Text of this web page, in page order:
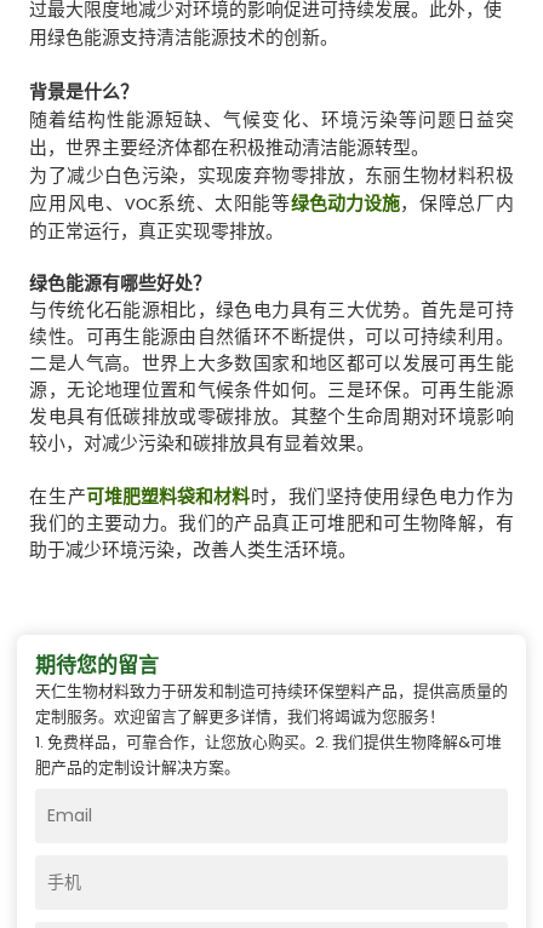
过最大限度地减少对环境的影响促进可持续发展。此外，使
用绿色能源支持清洁能源技术的创新。
背景是什么？
随着结构性能源短缺、气候变化、环境污染等问题日益突
出，世界主要经济体都在积极推动清洁能源转型。
为了减少白色污染，实现废弃物零排放，东丽生物材料积极
应用风电、VOC系统、太阳能等绿色动力设施，保障总厂内
的正常运行，真正实现零排放。
绿色能源有哪些好处？
与传统化石能源相比，绿色电力具有三大优势。首先是可持
续性。可再生能源由自然循环不断提供，可以可持续利用。
二是人气高。世界上大多数国家和地区都可以发展可再生能
源，无论地理位置和气候条件如何。三是环保。可再生能源
发电具有低碳排放或零碳排放。其整个生命周期对环境影响
较小，对减少污染和碳排放具有显着效果。
在生产 可堆肥塑料袋和材料 时，我们坚持使用绿色电力作为
我们的主要动力。我们的产品真正可堆肥和可生物降解，有
助于减少环境污染，改善人类生活环境。
期待您的留言
天仁生物材料致力于研发和制造可持续环保塑料产品，提供高质量的
定制服务。欢迎留言了解更多详情，我们将竭诚为您服务！
1. 免费样品，可靠合作，让您放心购买。2. 我们提供生物降解&可堆
肥产品的定制设计解决方案。